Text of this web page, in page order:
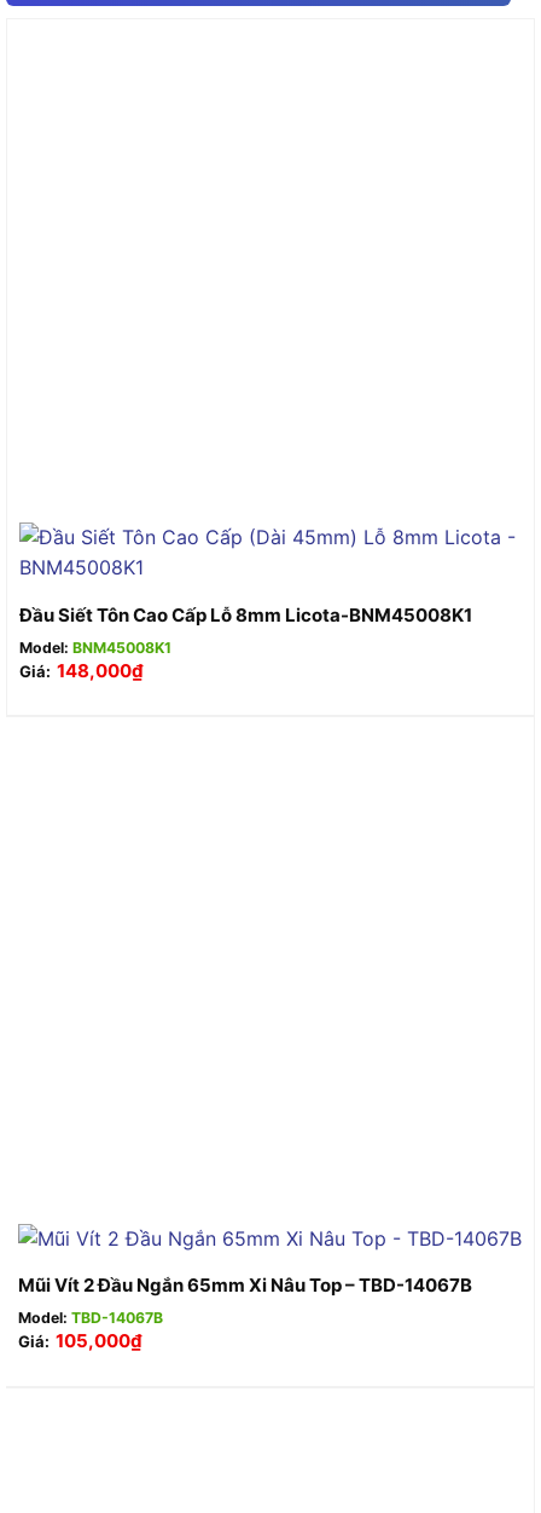
Đầu Siết Tôn Cao Cấp Lỗ 8mm Licota-BNM45008K1
Model: BNM45008K1
Giá: 148,000₫
Mũi Vít 2 Đầu Ngắn 65mm Xi Nâu Top – TBD-14067B
Model: TBD-14067B
Giá: 105,000₫